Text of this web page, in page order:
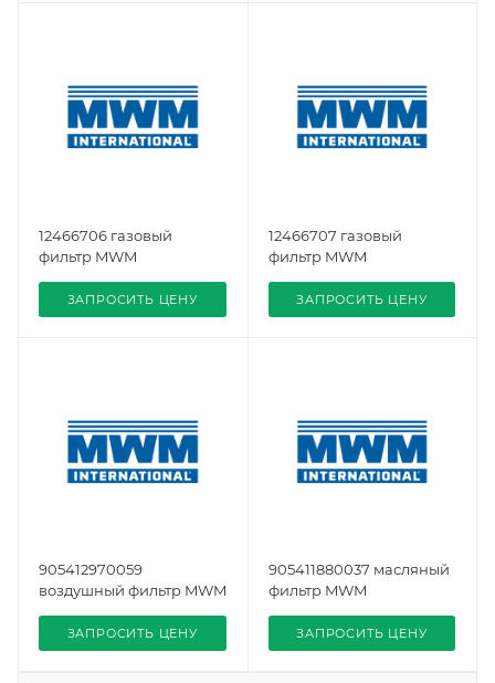
12466706 газовый
фильтр MWM
ЗАПРОСИТЬ ЦЕНУ
12466707 газовый
фильтр MWM
ЗАПРОСИТЬ ЦЕНУ
905412970059
воздушный фильтр MWM
ЗАПРОСИТЬ ЦЕНУ
905411880037 масляный
фильтр MWM
ЗАПРОСИТЬ ЦЕНУ